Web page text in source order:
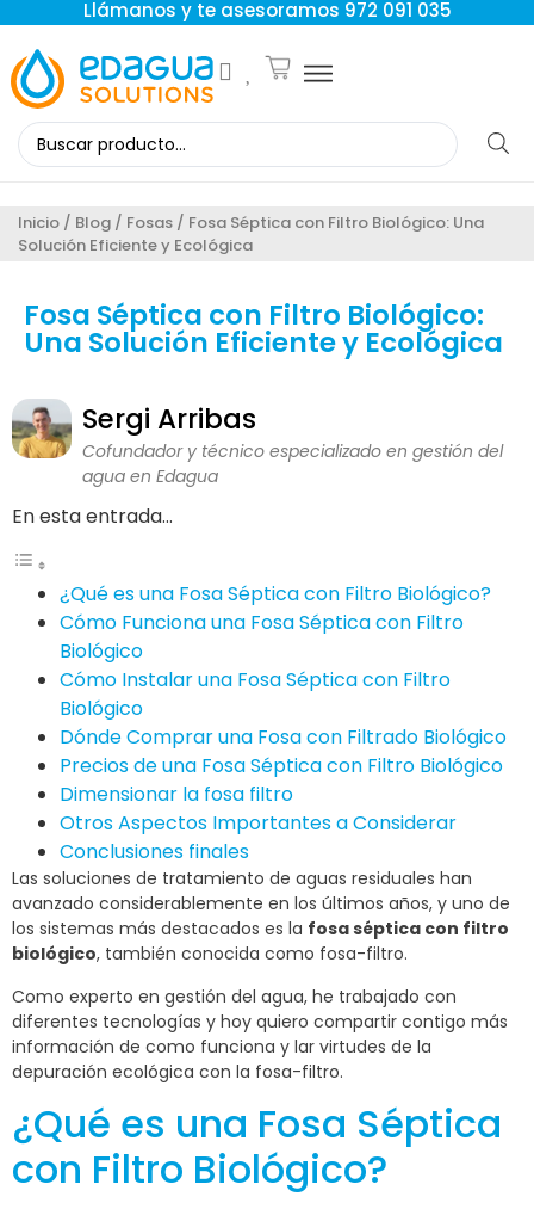
Llámanos y te asesoramos 972 091 035
Inicio / Blog / Fosas / Fosa Séptica con Filtro Biológico: Una
Solución Eficiente y Ecológica
Fosa Séptica con Filtro Biológico:
Una Solución Eficiente y Ecológica
Sergi Arribas
Cofundador y técnico especializado en gestión del
agua en Edagua
En esta entrada...
¿Qué es una Fosa Séptica con Filtro Biológico?
Cómo Funciona una Fosa Séptica con Filtro
Biológico
Cómo Instalar una Fosa Séptica con Filtro
Biológico
Dónde Comprar una Fosa con Filtrado Biológico
Precios de una Fosa Séptica con Filtro Biológico
Dimensionar la fosa filtro
Otros Aspectos Importantes a Considerar
Conclusiones finales
Las soluciones de tratamiento de aguas residuales han
avanzado considerablemente en los últimos años, y uno de
los sistemas más destacados es la fosa séptica con filtro
biológico, también conocida como fosa-filtro.
Como experto en gestión del agua, he trabajado con
diferentes tecnologías y hoy quiero compartir contigo más
información de como funciona y lar virtudes de la
depuración ecológica con la fosa-filtro.
¿Qué es una Fosa Séptica
con Filtro Biológico?